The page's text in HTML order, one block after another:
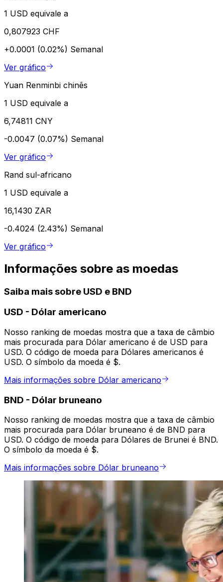
1 USD equivale a
0,807923 CHF
+0.0001 (0.02%) Semanal
Ver gráfico
Yuan Renminbi chinês
1 USD equivale a
6,74811 CNY
-0.0047 (0.07%) Semanal
Ver gráfico
Rand sul-africano
1 USD equivale a
16,1430 ZAR
-0.4024 (2.43%) Semanal
Ver gráfico
Informações sobre as moedas
Saiba mais sobre USD e BND
USD - Dólar americano
Nosso ranking de moedas mostra que a taxa de câmbio
mais procurada para Dólar americano é de USD para
USD. O código de moeda para Dólares americanos é
USD. O símbolo da moeda é $.
Mais informações sobre Dólar americano
BND - Dólar bruneano
Nosso ranking de moedas mostra que a taxa de câmbio
mais procurada para Dólar bruneano é de BND para
USD. O código de moeda para Dólares de Brunei é BND.
O símbolo da moeda é $.
Mais informações sobre Dólar bruneano